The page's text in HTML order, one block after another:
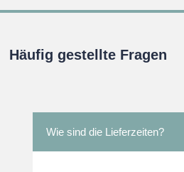
Häufig gestellte Fragen
Wie sind die Lieferzeiten?